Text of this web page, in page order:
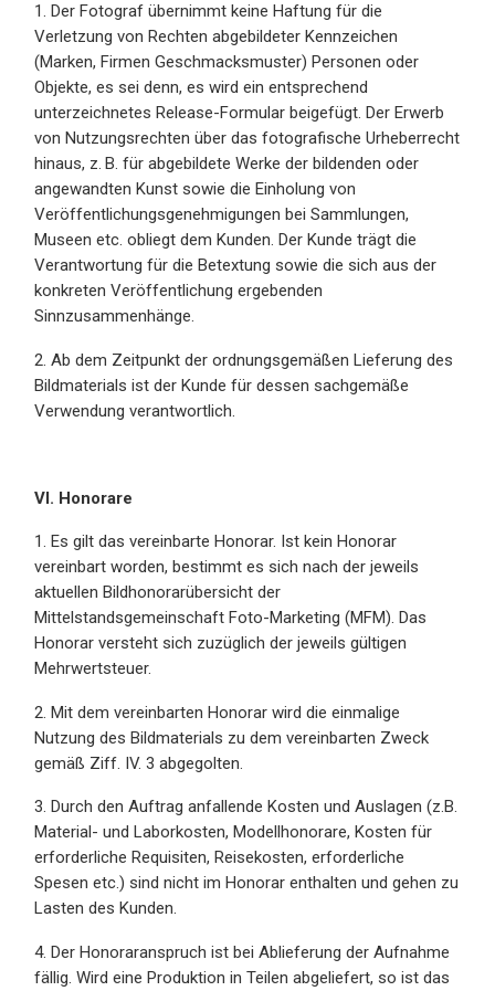
1. Der Fotograf übernimmt keine Haftung für die
Verletzung von Rechten abgebildeter Kennzeichen
(Marken, Firmen Geschmacksmuster) Personen oder
Objekte, es sei denn, es wird ein entsprechend
unterzeichnetes Release-Formular beigefügt. Der Erwerb
von Nutzungsrechten über das fotografische Urheberrecht
hinaus, z. B. für abgebildete Werke der bildenden oder
angewandten Kunst sowie die Einholung von
Veröffentlichungsgenehmigungen bei Sammlungen,
Museen etc. obliegt dem Kunden. Der Kunde trägt die
Verantwortung für die Betextung sowie die sich aus der
konkreten Veröffentlichung ergebenden
Sinnzusammenhänge.
2. Ab dem Zeitpunkt der ordnungsgemäßen Lieferung des
Bildmaterials ist der Kunde für dessen sachgemäße
Verwendung verantwortlich.
VI. Honorare
1. Es gilt das vereinbarte Honorar. Ist kein Honorar
vereinbart worden, bestimmt es sich nach der jeweils
aktuellen Bildhonorarübersicht der
Mittelstandsgemeinschaft Foto-Marketing (MFM). Das
Honorar versteht sich zuzüglich der jeweils gültigen
Mehrwertsteuer.
2. Mit dem vereinbarten Honorar wird die einmalige
Nutzung des Bildmaterials zu dem vereinbarten Zweck
gemäß Ziff. IV. 3 abgegolten.
3. Durch den Auftrag anfallende Kosten und Auslagen (z.B.
Material- und Laborkosten, Modellhonorare, Kosten für
erforderliche Requisiten, Reisekosten, erforderliche
Spesen etc.) sind nicht im Honorar enthalten und gehen zu
Lasten des Kunden.
4. Der Honoraranspruch ist bei Ablieferung der Aufnahme
fällig. Wird eine Produktion in Teilen abgeliefert, so ist das